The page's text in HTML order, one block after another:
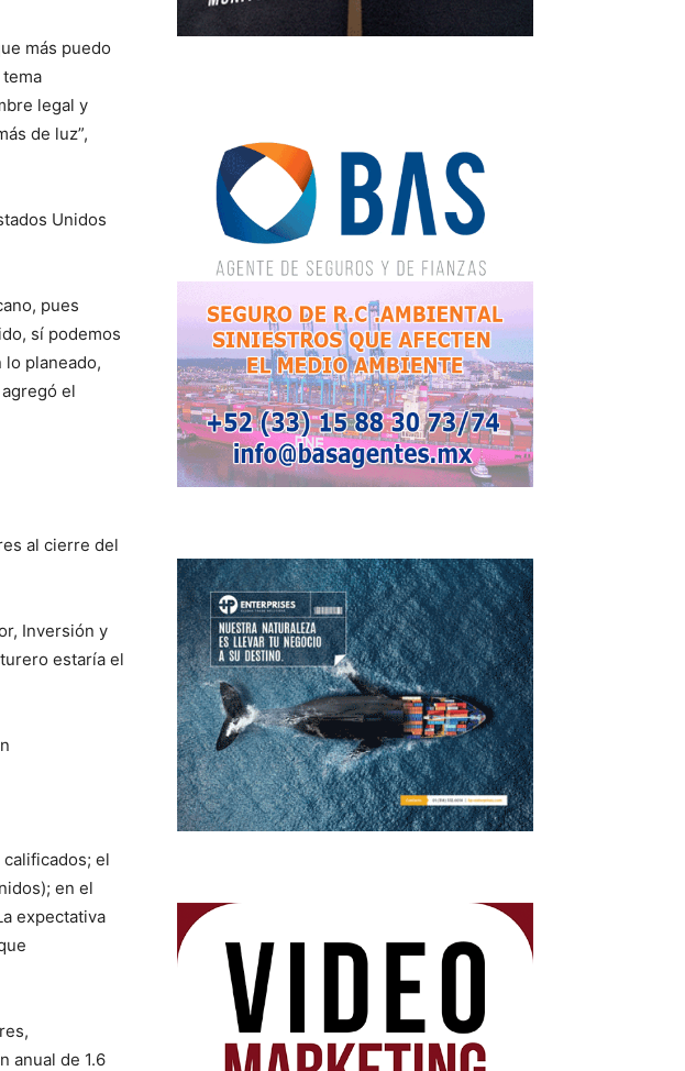
más puedo
legal y
de luz”,
Unidos
pues
sí podemos
planeado,
el
al cierre del
Inversión y
estaría el
el
en el
expectativa
anual de 1.6